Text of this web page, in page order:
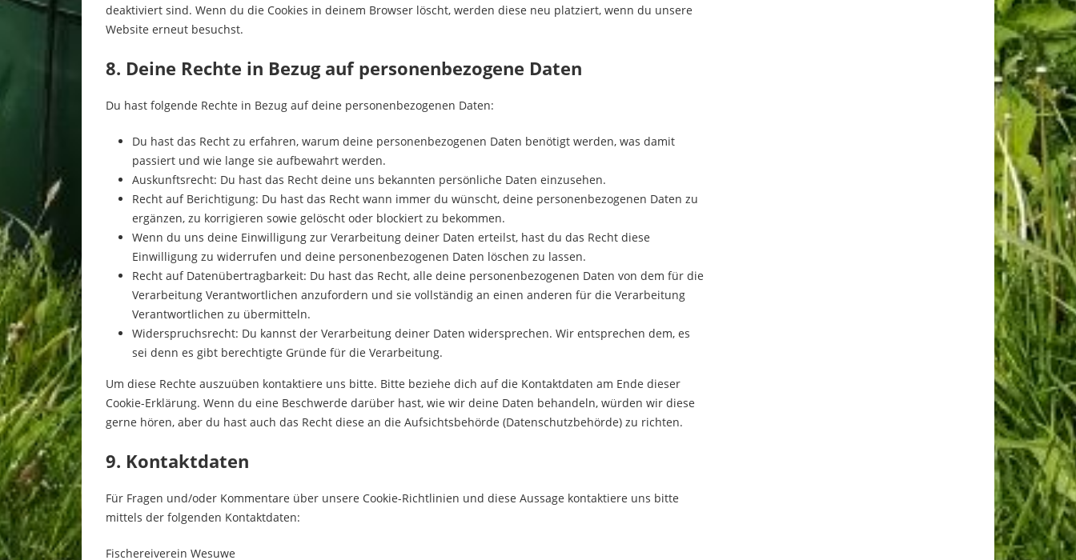
deaktiviert sind. Wenn du die Cookies in deinem Browser löscht, werden diese neu platziert, wenn du unsere
Website erneut besuchst.
8. Deine Rechte in Bezug auf personenbezogene Daten
Du hast folgende Rechte in Bezug auf deine personenbezogenen Daten:
Du hast das Recht zu erfahren, warum deine personenbezogenen Daten benötigt werden, was damit
passiert und wie lange sie aufbewahrt werden.
Auskunftsrecht: Du hast das Recht deine uns bekannten persönliche Daten einzusehen.
Recht auf Berichtigung: Du hast das Recht wann immer du wünscht, deine personenbezogenen Daten zu
ergänzen, zu korrigieren sowie gelöscht oder blockiert zu bekommen.
Wenn du uns deine Einwilligung zur Verarbeitung deiner Daten erteilst, hast du das Recht diese
Einwilligung zu widerrufen und deine personenbezogenen Daten löschen zu lassen.
Recht auf Datenübertragbarkeit: Du hast das Recht, alle deine personenbezogenen Daten von dem für die
Verarbeitung Verantwortlichen anzufordern und sie vollständig an einen anderen für die Verarbeitung
Verantwortlichen zu übermitteln.
Widerspruchsrecht: Du kannst der Verarbeitung deiner Daten widersprechen. Wir entsprechen dem, es
sei denn es gibt berechtigte Gründe für die Verarbeitung.
Um diese Rechte auszuüben kontaktiere uns bitte. Bitte beziehe dich auf die Kontaktdaten am Ende dieser
Cookie-Erklärung. Wenn du eine Beschwerde darüber hast, wie wir deine Daten behandeln, würden wir diese
gerne hören, aber du hast auch das Recht diese an die Aufsichtsbehörde (Datenschutzbehörde) zu richten.
9. Kontaktdaten
Für Fragen und/oder Kommentare über unsere Cookie-Richtlinien und diese Aussage kontaktiere uns bitte
mittels der folgenden Kontaktdaten:
Fischereiverein Wesuwe